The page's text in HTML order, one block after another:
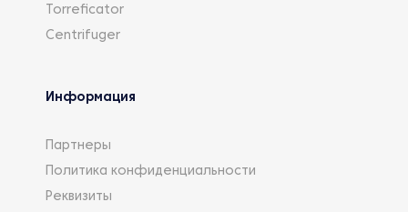
Torreficator
Centrifuger
Информация
Партнеры
Политика конфиденциальности
Реквизиты